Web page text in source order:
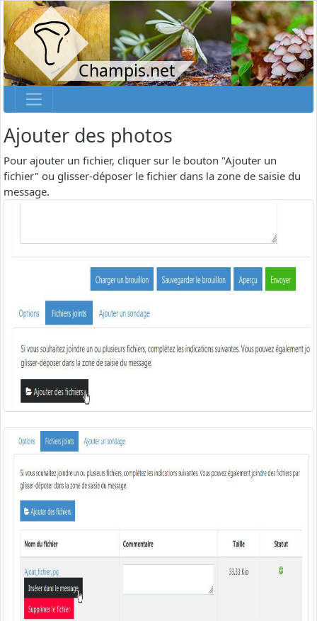
Champis.net
Ajouter des photos
Pour ajouter un fichier, cliquer sur le bouton "Ajouter un
fichier" ou glisser-déposer le fichier dans la zone de saisie du
message.